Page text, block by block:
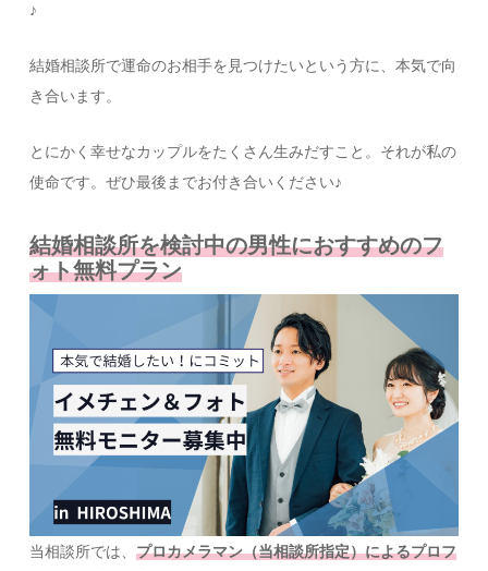
♪
結婚相談所で運命のお相手を見つけたいという方に、本気で向
き合います。
とにかく幸せなカップルをたくさん生みだすこと。それが私の
使命です。ぜひ最後までお付き合いください♪
結婚相談所を検討中の男性におすすめのフ
ォト無料プラン
当相談所では、プロカメラマン（当相談所指定）によるプロフ